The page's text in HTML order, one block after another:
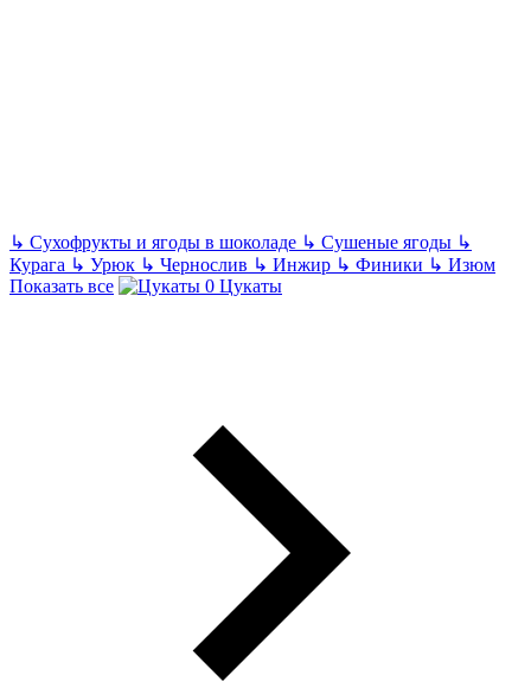
↳ Сухофрукты и ягоды в шоколаде ↳ Сушеные ягоды ↳
Курага ↳ Урюк ↳ Чернослив ↳ Инжир ↳ Финики ↳ Изюм
Показать все
Цукаты